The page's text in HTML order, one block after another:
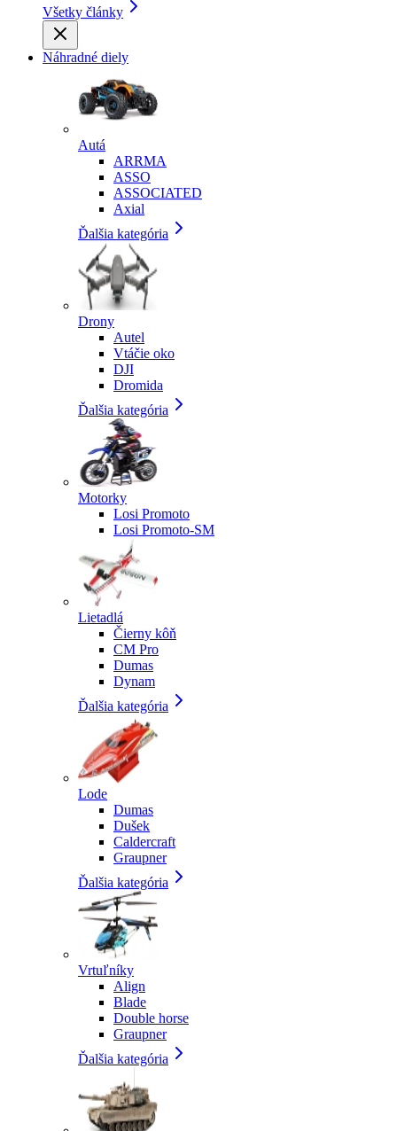
Všetky články
Náhradné diely
Autá
ARRMA
ASSO
ASSOCIATED
Axial
Ďalšia kategória
Drony
Autel
Vtáčie oko
DJI
Dromida
Ďalšia kategória
Motorky
Losi Promoto
Losi Promoto-SM
Lietadlá
Čierny kôň
CM Pro
Dumas
Dynam
Ďalšia kategória
Lode
Dumas
Dušek
Caldercraft
Graupner
Ďalšia kategória
Vrtuľníky
Align
Blade
Double horse
Graupner
Ďalšia kategória